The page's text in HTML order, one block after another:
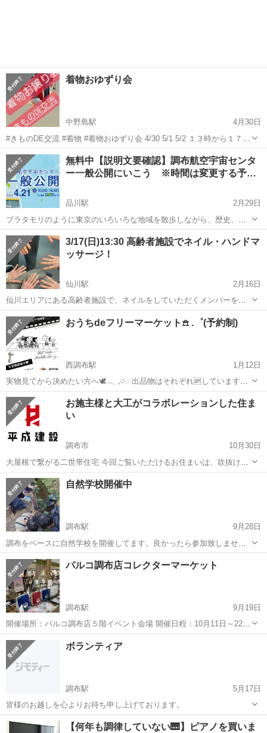
着物おゆずり会
中野島駅
4月30日
#きものDE交流 #着物 #着物おゆずり会 4/30 5/1 5/2 １３時から１７時
フォルスコート調布染地公園 集会室 集会室への入り方がわかりにく
いので、 オートロックの玄関に連絡先を明記してます。
東京 調布市 中野島駅 その他
無料中【説明文要確認】調布航空宇宙センタ
ー一般公開にいこう ※時間は変更する予…
品川駅
2月29日
ブラタモリのように東京のいろいろな地域を散歩しながら、歴史、芸
術、文化などを楽しむ20代30代中心のサークルです！ 今後のイベント
一覧はこちらです。 https://tunagate.com/circle/70865...
東京 調布市 品川駅 その他 会場
3/17(日)13:30 高齢者施設でネイル・ハンドマ
ッサージ！
仙川駅
2月16日
仙川エリアにある高齢者施設で、ネイルをしていただくメンバーを募
集します！ 我々は「外に出られなくても、美容を楽しめる社会を創
る」という想いで、定期的に高齢者施設を訪問し、美容施術を行って
います。 今回はネイル（ポリッ...
東京 調布市 仙川駅 その他
おうちdeフリーマーケット𖠿 .゜(予約制)
西調布駅
1月12日
実物見てから決めたい方へ🕊‪‪𓂃 𓈒𓏸◌ 出品物はそれぞれ🆙しています。
気になる‼️でも見てから決めたい‼️と思う物がございましたらこのペー
ジからメッセージで予約頂けたらと思います😌
東京 西調布駅 その他 フリマ
お施主様と大工がコラボレーションした住ま
い
調布市
10月30日
大屋根で繋がる二世帯住宅 今回ご覧いただけるお住まいは、吹抜けの
ある開放的なリビングと大屋根が特徴的な「二世帯住宅」 です。 注目
は、お施主様と大工とがコラボレーションした"大工家具"。 ダイニン
グテーブ...
東京 調布市 その他 パントリー
自然学校開催中
調布駅
9月28日
調布をベースに自然学校を開催してます。良かったら参加致しません
か？ 昆虫、川の生物観察、釣り、海、子供向け
https://activityjapan.com/publish/feature/6251
東京 調布市 調布駅 その他 昆虫
パルコ調布店コレクターマーケット
調布駅
9月19日
開催場所：パルコ調布店５階イベント会場 開催日程：10月11日～22日
開催時間：10時～21時（最終日18時まで） 詳細は 一般社団法人ORS
http://www.ors-re.jp
東京
ボランティア
調布駅
5月17日
皆様のお越しを心よりお待ち申し上げております。
東京 調布市 調布駅 その他 食堂
【何年も調律していない🎹】ピアノを買いま